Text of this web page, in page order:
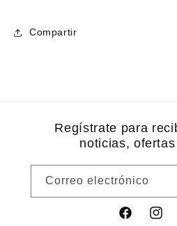
Compartir
Regístrate para
noticias,
Correo electrónico
Facebook